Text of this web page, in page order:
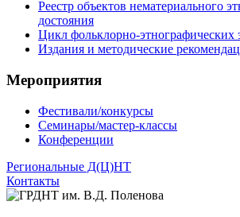
Реестр объектов нематериального
достояния
Цикл фольклорно-этнографических
Издания и методические
Мероприятия
Фестивали/конкурсы
Семинары/мастер-классы
Конференции
Региональные Д(Ц)НТ
Контакты